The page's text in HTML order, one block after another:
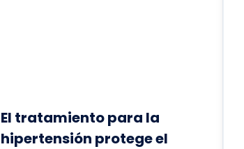
El tratamiento para la
hipertensión protege el